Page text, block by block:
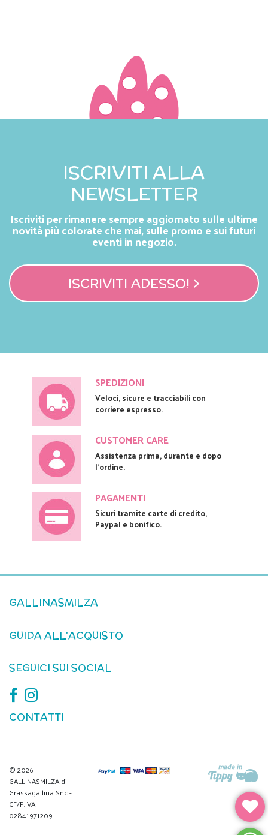
ISCRIVITI ALLA
NEWSLETTER
Iscriviti per rimanere sempre aggiornato sulle ultime
novità più colorate che mai, sulle promo e sui futuri
eventi in negozio.
ISCRIVITI ADESSO! >
SPEDIZIONI
Veloci, sicure e tracciabili con
corriere espresso.
CUSTOMER CARE
Assistenza prima, durante e dopo
l'ordine.
PAGAMENTI
Sicuri tramite carte di credito,
Paypal e bonifico.
GALLINASMILZA
GUIDA ALL'ACQUISTO
SEGUICI SUI SOCIAL
CONTATTI
© 2026
GALLINASMILZA di
Grassagallina Snc -
CF/P.IVA
02841971209